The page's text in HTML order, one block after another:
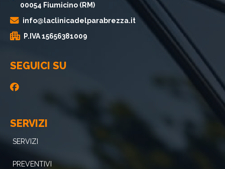
00054 Fiumicino (RM)
info@laclinicadelparabrezza.it
P.IVA 15656381009
SEGUICI SU
SERVIZI
SERVIZI
PREVENTIVI